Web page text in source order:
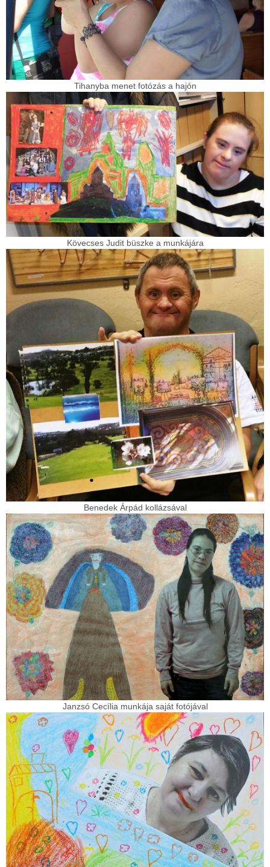
Tihanyba menet fotózás a hajón
Kövecses Judit büszke a munkájára
Benedek Árpád kollázsával
Janzsó Cecília munkája saját fotójával